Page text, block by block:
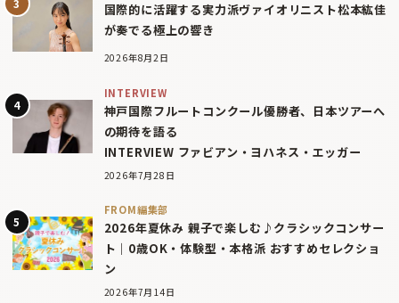
国際的に活躍する実力派ヴァイオリニスト松本紘佳
が奏でる極上の響き
2026年8月2日
INTERVIEW
神戸国際フルートコンクール優勝者、日本ツアーへ
の期待を語る
INTERVIEW ファビアン・ヨハネス・エッガー
2026年7月28日
FROM編集部
2026年夏休み 親子で楽しむ♪クラシックコンサー
ト｜0歳OK・体験型・本格派 おすすめセレクショ
ン
2026年7月14日